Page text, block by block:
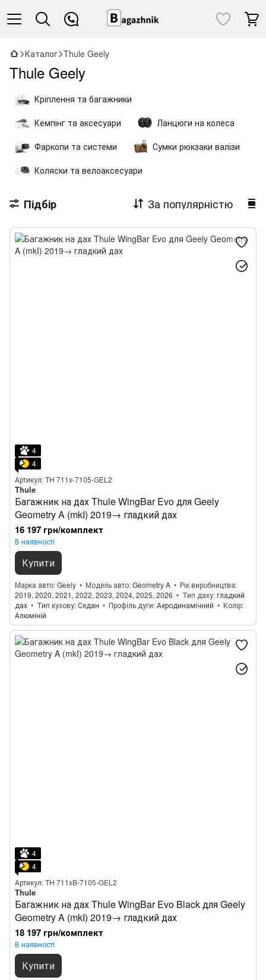
Каталог Thule Geely
Thule Geely
Кріплення та багажники
Кемпінг та аксесуари
Ланцюги на колеса
Фаркопи та системи
Сумки рюкзаки валізи
Коляски та велоаксесуари
Підбір За популярністю
4
4
Артикул: TH 711x-7105-GEL2
Thule
Багажник на дах Thule WingBar Evo для Geely
Geometry A (mkI) 2019→ гладкий дах
16 197 грн/комплект
В наявності
Купити
Марка авто Geely Модель авто Geometry A
Рік виробництва
2019, 2020, 2021, 2022, 2023, 2024, 2025, 2026
Тип даху гладкий
дах
Тип кузову Седан Профіль дуги Аеродинамічний
Колір
Алюміній
4
4
Артикул: TH 711xB-7105-GEL2
Thule
Багажник на дах Thule WingBar Evo Black для Geely
Geometry A (mkI) 2019→ гладкий дах
18 197 грн/комплект
В наявності
Купити